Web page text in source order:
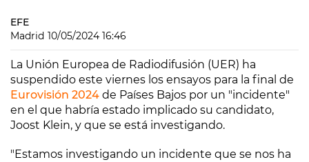
EFE
Madrid 10/05/2024 16:46
La Unión Europea de Radiodifusión (UER) ha
suspendido este viernes los ensayos para la final de
Eurovisión 2024 de Países Bajos por un "incidente"
en el que habría estado implicado su candidato,
Joost Klein, y que se está investigando.
"Estamos investigando un incidente que se nos ha